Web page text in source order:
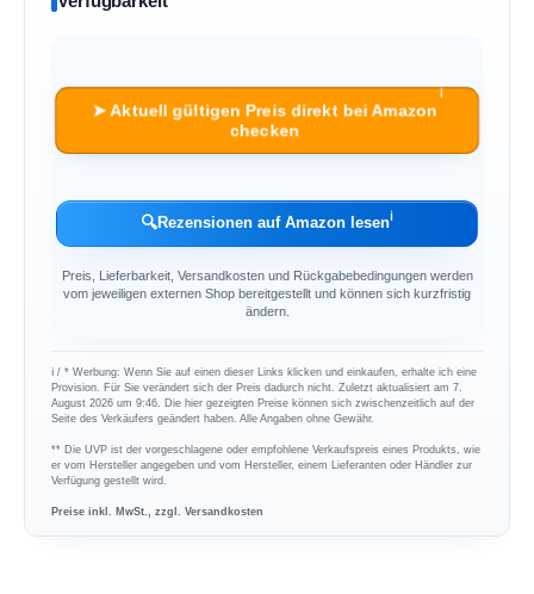
➤ Aktuell gültigen Preis direkt bei Amazon
checken
ℹ︎
🔍Rezensionen auf Amazon lesenℹ︎
Preis, Lieferbarkeit, Versandkosten und Rückgabebedingungen werden
vom jeweiligen externen Shop bereitgestellt und können sich kurzfristig
ändern.
ℹ︎ / * Werbung: Wenn Sie auf einen dieser Links klicken und einkaufen, erhalte ich eine
Provision. Für Sie verändert sich der Preis dadurch nicht. Zuletzt aktualisiert am 7.
August 2026 um 9:46. Die hier gezeigten Preise können sich zwischenzeitlich auf der
Seite des Verkäufers geändert haben. Alle Angaben ohne Gewähr.
** Die UVP ist der vorgeschlagene oder empfohlene Verkaufspreis eines Produkts, wie
er vom Hersteller angegeben und vom Hersteller, einem Lieferanten oder Händler zur
Verfügung gestellt wird.
Preise inkl. MwSt., zzgl. Versandkosten